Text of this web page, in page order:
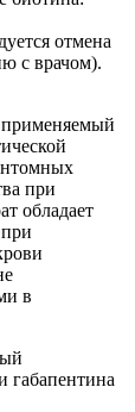
отмена
с врачом).
при
обладает
в